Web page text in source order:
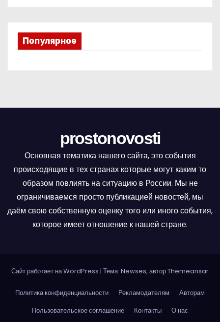
Популярное
prostonovosti
Основная тематика нашего сайта, это события
происходящие в тех странах которые могут каким то
образом повлиять на ситуацию в России. Мы не
ограничиваемся просто публикацией новостей, мы
даём свою собственную оценку того или иного события,
которое имеет отношение к нашей стране.
Сайт работает на WordPress | Тема: Newses, авторThemeansar
Политика конфиденциальности Рекламодателям
Авторам
Пользовательское соглашение
Контакты О нас